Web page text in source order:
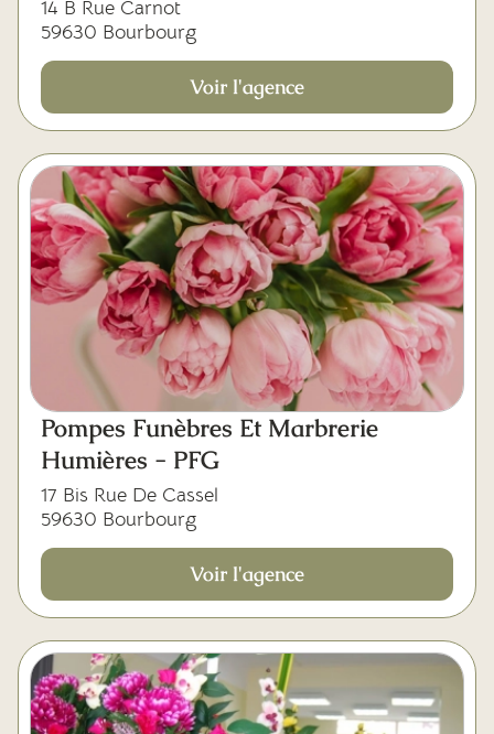
14 B Rue Carnot
59630 Bourbourg
Voir l'agence
Pompes Funèbres Et Marbrerie
Humières - PFG
17 Bis Rue De Cassel
59630 Bourbourg
Voir l'agence